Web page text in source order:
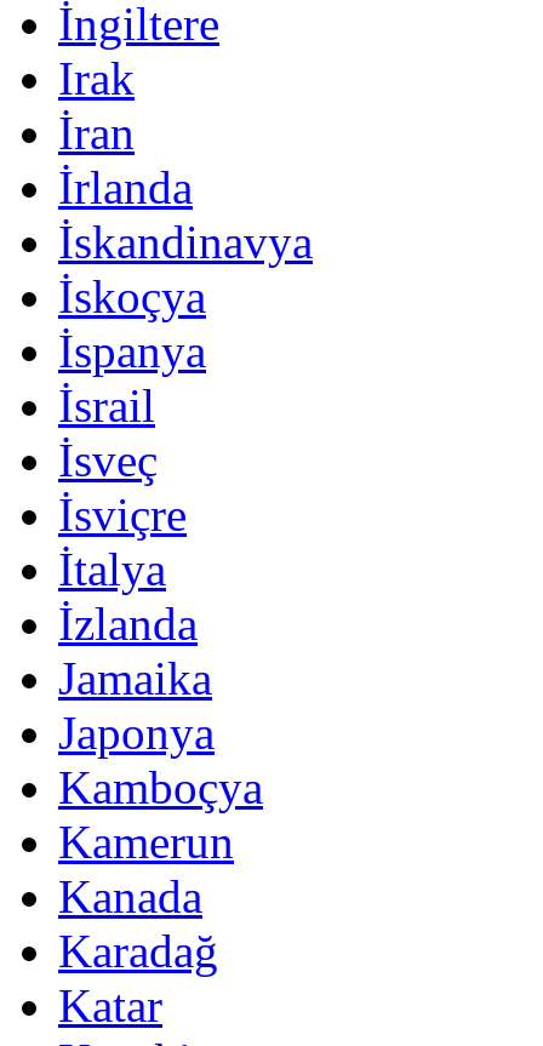
İngiltere
Irak
İran
İrlanda
İskandinavya
İskoçya
İspanya
İsrail
İsveç
İsviçre
İtalya
İzlanda
Jamaika
Japonya
Kamboçya
Kamerun
Kanada
Karadağ
Katar